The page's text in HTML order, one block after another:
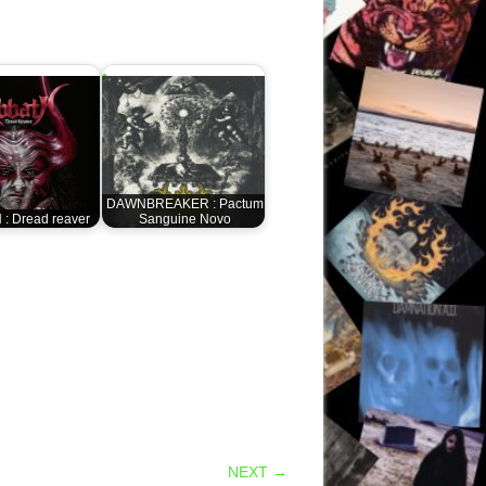
: Dread reaver
DAWNBREAKER : Pactum
Sanguine Novo
NEXT →